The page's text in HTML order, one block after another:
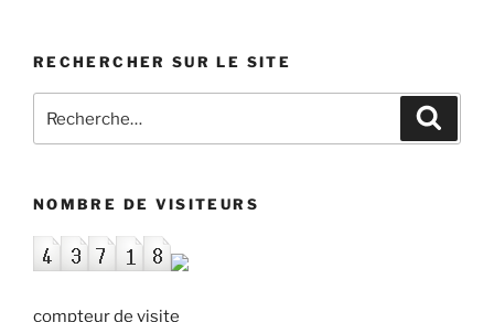
RECHERCHER SUR LE SITE
pour
NOMBRE DE VISITEURS
compteur de visite